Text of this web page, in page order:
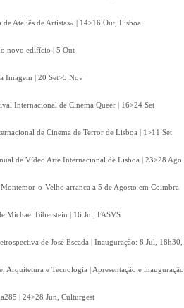
de Ateliês de Artistas» | 14>16 Out, Lisboa
novo edifício | 5 Out
Imagem | 20 Set>5 Nov
Internacional de Cinema Queer | 16>24 Set
de Cinema de Terror de Lisboa | 1>11 Set
de Vídeo Arte Internacional de Lisboa | 23>28 Ago
o-Velho arranca a 5 de Agosto em Coimbra
de Michael Biberstein | 16 Jul, FASVS
retrospectiva de José Escada | Inauguração: 8 Jul,
Arquitetura e Tecnologia | Apresentação e
| 24>28 Jun, Culturgest